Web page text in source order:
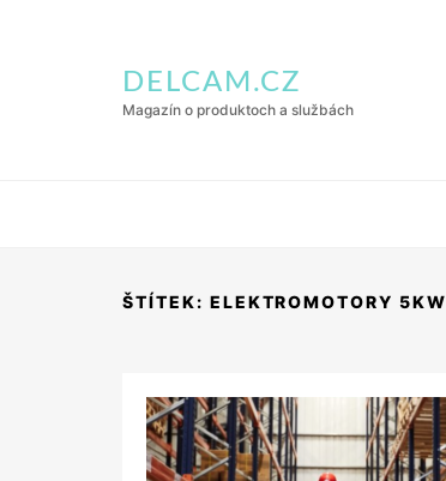
DELCAM.CZ
Magazín o produktoch a službách
ŠTÍTEK: ELEKTROMOTORY 5KW